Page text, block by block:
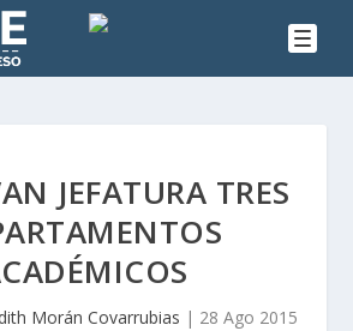
JEFATURA TRES
Morán Covarrubias | 28 Ago 2015